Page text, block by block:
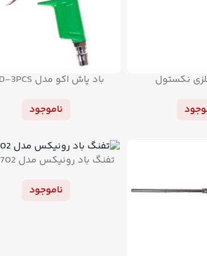
نکستول
باد پاش اکو مدل EAD-3PCS
ناموجود
تفنگ باد رونیکس مدل RH-6702
ناموجود